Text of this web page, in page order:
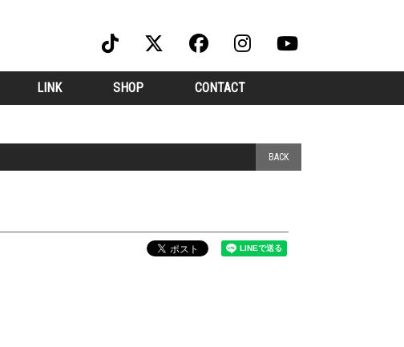
LINK SHOP CONTACT
BACK